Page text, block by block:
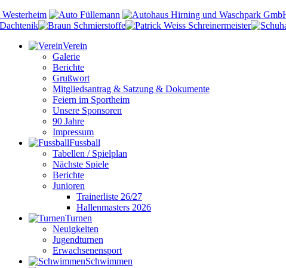
Verein
Galerie
Berichte
Grußwort
Mitgliedsantrag & Satzung & Dokumente
Feiern im Sportheim
Unsere Sponsoren
90 Jahre
Impressum
Fussball
Tabellen / Spielplan
Nächste Spiele
Berichte
Junioren
Trainerliste 26/27
Hallenmasters 2026
Turnen
Neuigkeiten
Jugendturnen
Erwachsenensport
Schwimmen